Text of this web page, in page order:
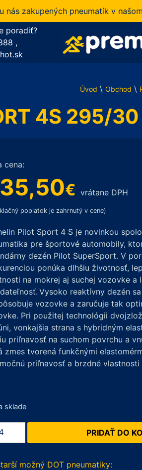
pneumatík v našom
poradiť?
,
Úvod \ Obchod \
4S 295/30
cena:
€ vrátane DPH
poplatok je zahrnutý v cene)
Pilot Sport 4 S je novinkou
pre športové automobily,
dezén Pilot SuperSport. V
ponúka dlhšiu životnosť,
na mokrej aj suchej vozovke a
Vysoko reaktívny dezén
vozovke a zaručuje tak
Pri použitej technológii
vonkajšia strana s hybridným
priľnavosť na suchom povrchu a
zmes tvorená funkčnými
priľnavosť a brzdné
sklade
PRIDAŤ DO
možný DOT pneumatiky: